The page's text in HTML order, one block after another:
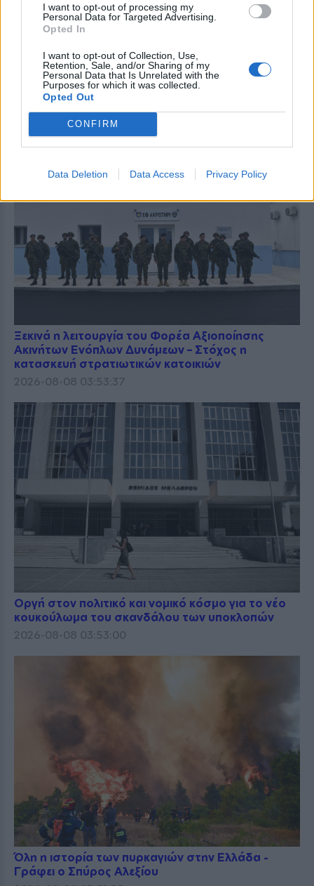
I want to opt-out of processing my
Personal Data for Targeted Advertising.
Opted In
I want to opt-out of Collection, Use,
Retention, Sale, and/or Sharing of my
Personal Data that Is Unrelated with the
Purposes for which it was collected.
Opted Out
CONFIRM
Data Deletion Data Access Privacy Policy
Μετρητά και τραπεζικές καταθέσεις: Τι δέχεται η
εφορία και πότε φορολογεί τα ποσά ως εισόδημα
2026-08-08 03:50:34
Ξεκινά η λειτουργία του Φορέα Αξιοποίησης
Ακινήτων Ενόπλων Δυνάμεων – Στόχος η
κατασκευή στρατιωτικών κατοικιών
2026-08-08 03:53:37
Οργή στον πολιτικό και νομικό κόσμο για το νέο
κουκούλωμα του σκανδάλου των υποκλοπών
2026-08-08 03:53:00
Όλη η ιστορία των πυρκαγιών στην Ελλάδα -
Γράφει ο Σπύρος Αλεξίου